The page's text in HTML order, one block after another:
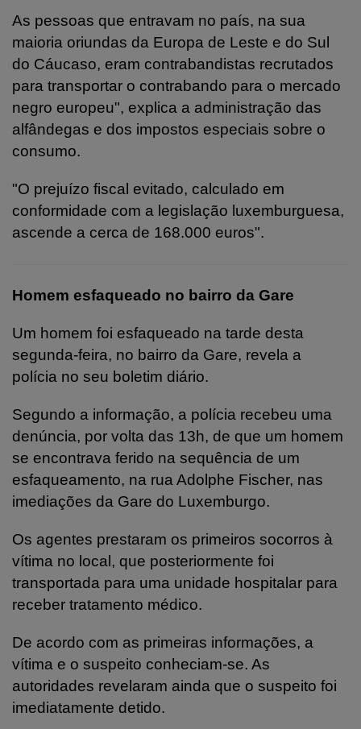
As pessoas que entravam no país, na sua
maioria oriundas da Europa de Leste e do Sul
do Cáucaso, eram contrabandistas recrutados
para transportar o contrabando para o mercado
negro europeu", explica a administração das
alfândegas e dos impostos especiais sobre o
consumo.
"O prejuízo fiscal evitado, calculado em
conformidade com a legislação luxemburguesa,
ascende a cerca de 168.000 euros".
Homem esfaqueado no bairro da Gare
Um homem foi esfaqueado na tarde desta
segunda-feira, no bairro da Gare, revela a
polícia no seu boletim diário.
Segundo a informação, a polícia recebeu uma
denúncia, por volta das 13h, de que um homem
se encontrava ferido na sequência de um
esfaqueamento, na rua Adolphe Fischer, nas
imediações da Gare do Luxemburgo.
Os agentes prestaram os primeiros socorros à
vítima no local, que posteriormente foi
transportada para uma unidade hospitalar para
receber tratamento médico.
De acordo com as primeiras informações, a
vítima e o suspeito conheciam-se. As
autoridades revelaram ainda que o suspeito foi
imediatamente detido.